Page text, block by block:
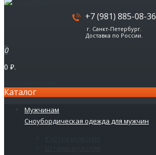
+7 (981) 885-08-36
г. Санкт-Петербург.
Доставка по России.
0
0 ₽.
Каталог
Мужчинам
Сноубордическая одежда для мужчин